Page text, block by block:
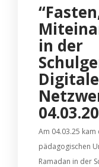
in der
Am 04.03.25
pädagogischen
Ramadan in der